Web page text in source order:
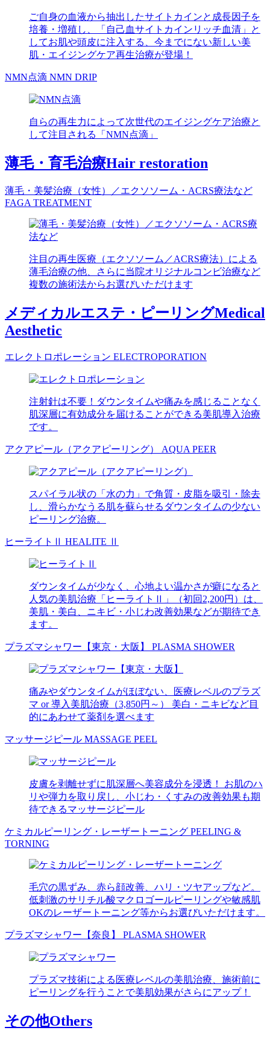
ご自身の血液から抽出したサイトカインと成長因子を
培養・増殖し、「自己血サイトカインリッチ血清」と
してお肌や頭皮に注入する、今までにない新しい美
肌・エイジングケア再生治療が登場！
NMN点滴 NMN DRIP
自らの再生力によって次世代のエイジングケア治療と
して注目される「NMN点滴」
薄毛・育毛治療Hair restoration
薄毛・美髪治療（女性）／エクソソーム・ACRS療法など
FAGA TREATMENT
注目の再生医療（エクソソーム／ACRS療法）による
薄毛治療の他、さらに当院オリジナルコンビ治療など
複数の施術法からお選びいただけます
メディカルエステ・ピーリングMedical
Aesthetic
エレクトロポレーション ELECTROPORATION
注射針は不要！ダウンタイムや痛みを感じることなく
肌深層に有効成分を届けることができる美肌導入治療
です。
アクアピール（アクアピーリング） AQUA PEER
スパイラル状の「水の力」で角質・皮脂を吸引・除去
し、滑らかなうる肌を蘇らせるダウンタイムの少ない
ピーリング治療。
ヒーライトⅡ HEALITE Ⅱ
ダウンタイムが少なく、心地よい温かさが癖になると
人気の美肌治療「ヒーライトⅡ」（初回2,200円）は、
美肌・美白、ニキビ・小じわ改善効果などが期待でき
ます。
プラズマシャワー【東京・大阪】 PLASMA SHOWER
痛みやダウンタイムがほぼない、医療レベルのプラズ
マ or 導入美肌治療（3,850円～） 美白・ニキビなど目
的にあわせて薬剤を選べます
マッサージピール MASSAGE PEEL
皮膚を剥離せずに肌深層へ美容成分を浸透！ お肌のハ
リや弾力を取り戻し、小じわ・くすみの改善効果も期
待できるマッサージピール
ケミカルピーリング・レーザートーニング PEELING &
TORNING
毛穴の黒ずみ、赤ら顔改善、ハリ・ツヤアップなど。
低刺激のサリチル酸マクロゴールピーリングや敏感肌
OKのレーザートーニング等からお選びいただけます。
プラズマシャワー【奈良】 PLASMA SHOWER
プラズマ技術による医療レベルの美肌治療、施術前に
ピーリングを行うことで美肌効果がさらにアップ！
その他Others